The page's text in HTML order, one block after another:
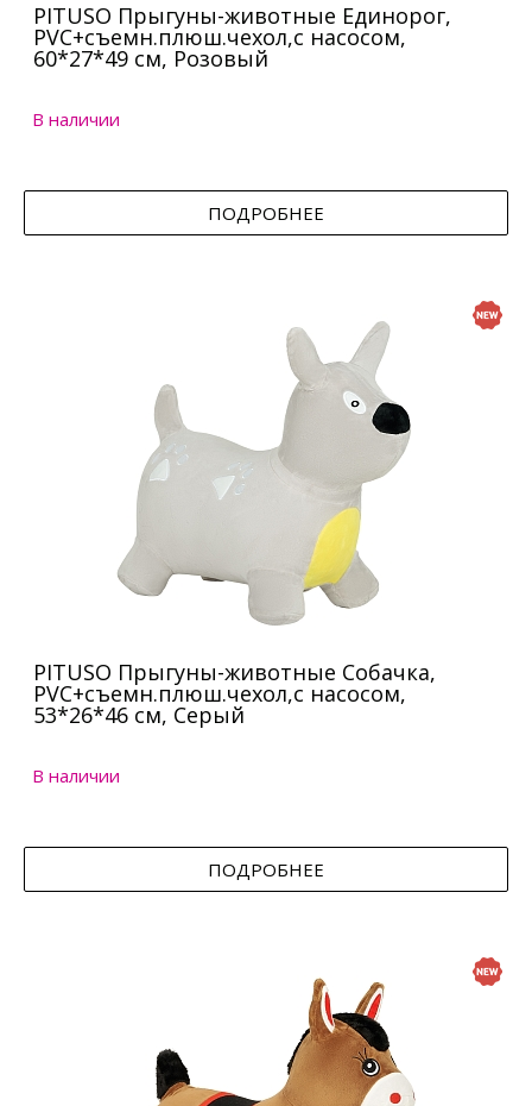
PITUSO Прыгуны-животные Единорог,
PVC+съемн.плюш.чехол,с насосом,
60*27*49 см, Розовый
В наличии
ПОДРОБНЕЕ
PITUSO Прыгуны-животные Собачка,
PVC+съемн.плюш.чехол,с насосом,
53*26*46 см, Серый
В наличии
ПОДРОБНЕЕ